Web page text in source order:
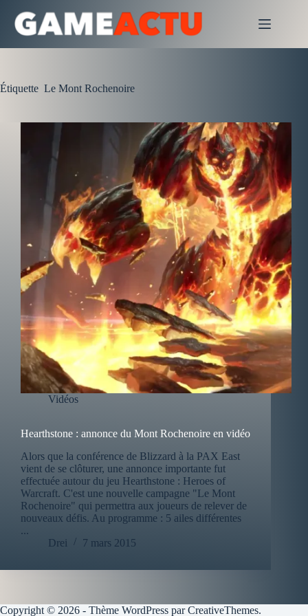
contenu
Étiquette Le Mont Rochenoire
Vidéos
Hearthstone : annonce du Mont Rochenoire en vidéo
Alors que la conférence de Blizzard à la PAX East
vient de se clôturer, une annonce importante fut
effectuée autour du jeu Hearthstone : Heroes of
Warcraft. C'est une nouvelle campagne "Le Mont
Rochenoire" qui permettra aux joueurs de relever de
nouveaux défis. Au programme : 5 ailes différentes
...
Drei
7 mars 2015
Copyright © 2026 - Thème WordPress parCreativeThemes.